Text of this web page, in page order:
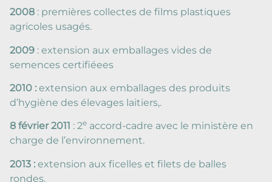
2008 : premières collectes de films plastiques
agricoles usagés.
2009 : extension aux emballages vides de
semences certifiéees
2010 : extension aux emballages des produits
d’hygiène des élevages laitiers,.
8 février 2011 : 2e accord-cadre avec le ministère en
charge de l’environnement.
2013 : extension aux ficelles et filets de balles
rondes,